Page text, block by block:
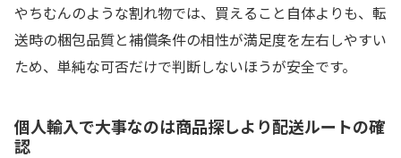
やちむんのような割れ物では、買えること自体よりも、転
送時の梱包品質と補償条件の相性が満足度を左右しやすい
ため、単純な可否だけで判断しないほうが安全です。
個人輸入で大事なのは商品探しより配送ルートの確
認